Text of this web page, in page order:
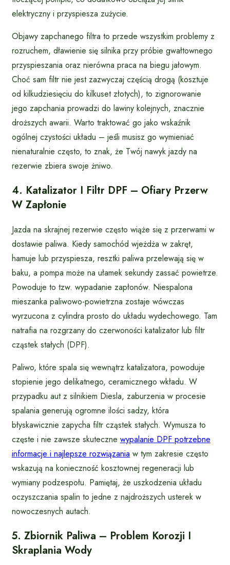
elektryczny i przyspiesza zużycie.
Objawy zapchanego filtra to przede wszystkim problemy z
rozruchem, dławienie się silnika przy próbie gwałtownego
przyspieszania oraz nierówna praca na biegu jałowym.
Choć sam filtr nie jest zazwyczaj częścią drogą (kosztuje
od kilkudziesięciu do kilkuset złotych), to zignorowanie
jego zapchania prowadzi do lawiny kolejnych, znacznie
droższych awarii. Warto traktować go jako wskaźnik
ogólnej czystości układu – jeśli musisz go wymieniać
nienaturalnie często, to znak, że Twój nawyk jazdy na
rezerwie zbiera swoje żniwo.
4. Katalizator I Filtr DPF – Ofiary Przerw
W Zapłonie
Jazda na skrajnej rezerwie często wiąże się z przerwami w
dostawie paliwa. Kiedy samochód wjeżdża w zakręt,
hamuje lub przyspiesza, resztki paliwa przelewają się w
baku, a pompa może na ułamek sekundy zassać powietrze.
Powoduje to tzw. wypadanie zapłonów. Niespalona
mieszanka paliwowo-powietrzna zostaje wówczas
wyrzucona z cylindra prosto do układu wydechowego. Tam
natrafia na rozgrzany do czerwoności katalizator lub filtr
cząstek stałych (DPF).
Paliwo, które spala się wewnątrz katalizatora, powoduje
stopienie jego delikatnego, ceramicznego wkładu. W
przypadku aut z silnikiem Diesla, zaburzenia w procesie
spalania generują ogromne ilości sadzy, która
błyskawicznie zapycha filtr cząstek stałych. Wymusza to
częste i nie zawsze skuteczne wypalanie DPF potrzebne
informacje i najlepsze rozwiązania w tym zakresie często
wskazują na konieczność kosztownej regeneracji lub
wymiany podzespołu. Pamiętaj, że uszkodzenia układu
oczyszczania spalin to jedne z najdroższych usterek w
nowoczesnych autach.
5. Zbiornik Paliwa – Problem Korozji I
Skraplania Wody